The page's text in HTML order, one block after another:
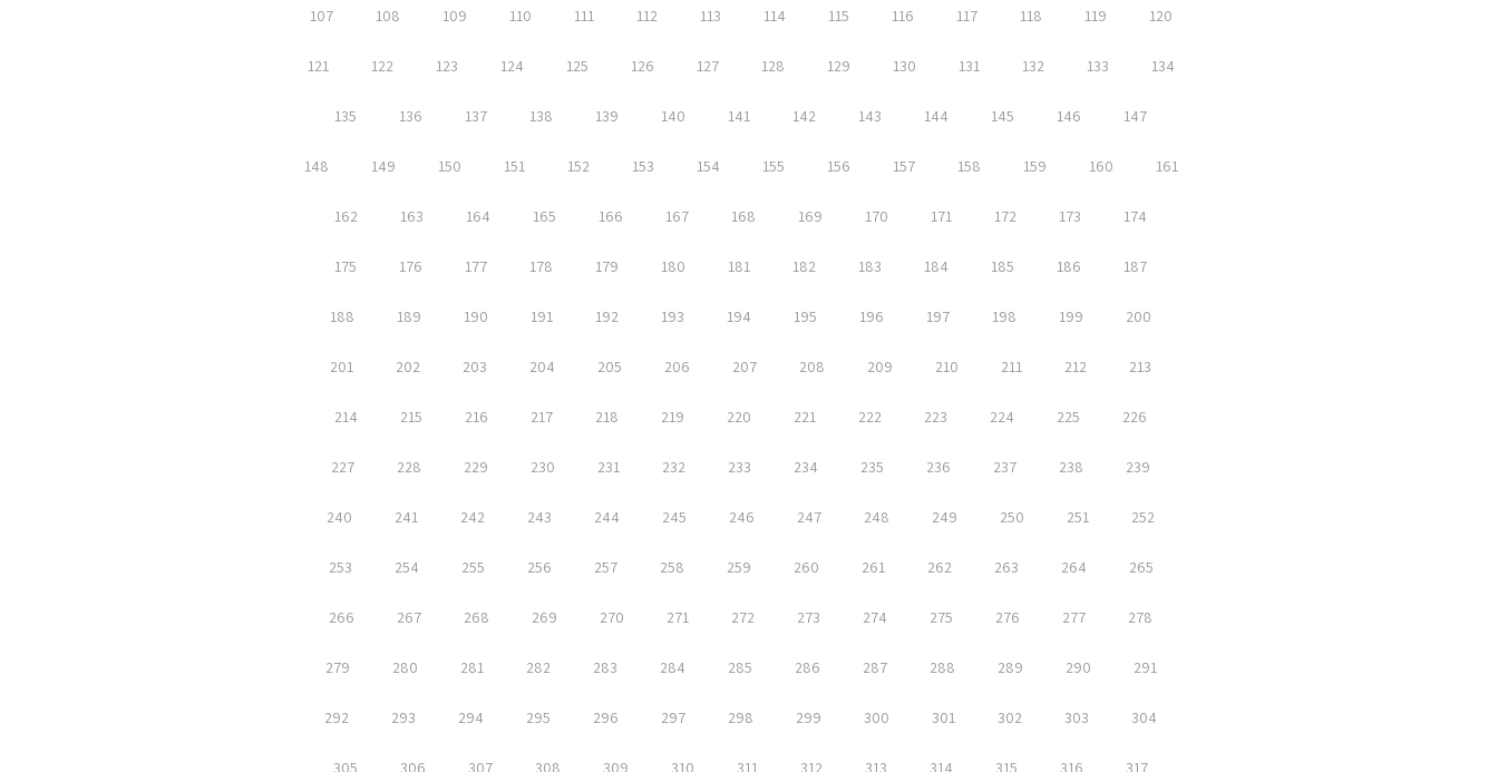
107 108 109 110 111 112 113 114 115 116 117 118 119 120
121 122 123 124 125 126 127 128 129 130 131 132 133 134
135 136 137 138 139 140 141 142 143 144 145 146 147
148 149 150 151 152 153 154 155 156 157 158 159 160 161
162 163 164 165 166 167 168 169 170 171 172 173 174
175 176 177 178 179 180 181 182 183 184 185 186 187
188 189 190 191 192 193 194 195 196 197 198 199 200
201 202 203 204 205 206 207 208 209 210 211 212 213
214 215 216 217 218 219 220 221 222 223 224 225 226
227 228 229 230 231 232 233 234 235 236 237 238 239
240 241 242 243 244 245 246 247 248 249 250 251 252
253 254 255 256 257 258 259 260 261 262 263 264 265
266 267 268 269 270 271 272 273 274 275 276 277 278
279 280 281 282 283 284 285 286 287 288 289 290 291
292 293 294 295 296 297 298 299 300 301 302 303 304
305 306 307 308 309 310 311 312 313 314 315 316 317